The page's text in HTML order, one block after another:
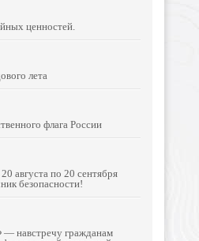
ценностей.
лета
флага России
августа по 20 сентября
безопасности!
навстречу гражданам